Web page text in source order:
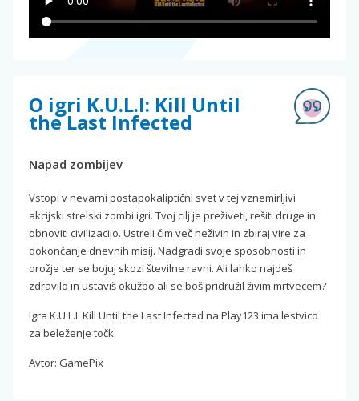
O igri K.U.L.I: Kill Until
the Last Infected
Napad zombijev
Vstopi v nevarni postapokaliptični svet v tej vznemirljivi
akcijski strelski zombi igri. Tvoj cilj je preživeti, rešiti druge in
obnoviti civilizacijo. Ustreli čim več neživih in zbiraj vire za
dokončanje dnevnih misij. Nadgradi svoje sposobnosti in
orožje ter se bojuj skozi številne ravni. Ali lahko najdeš
zdravilo in ustaviš okužbo ali se boš pridružil živim mrtvecem?
Igra K.U.L.I: Kill Until the Last Infected na Play123 ima lestvico
za beleženje točk.
Avtor: GamePix